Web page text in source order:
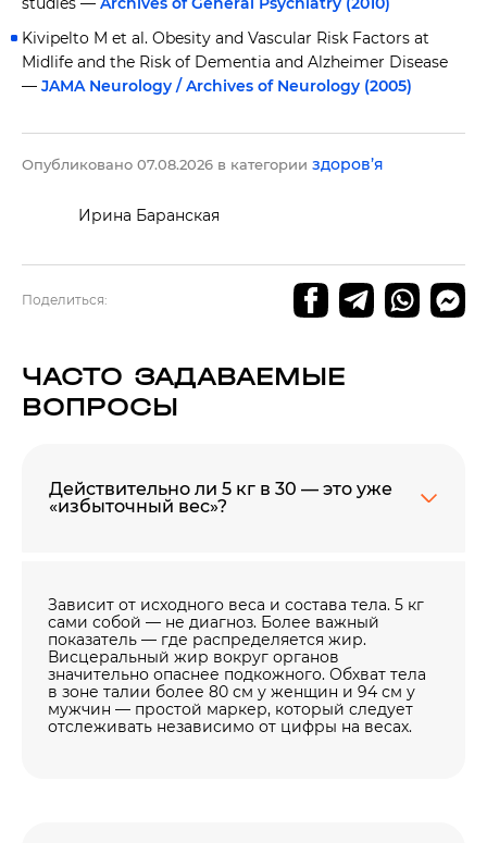
Kivipelto M et al. Obesity and Vascular Risk Factors at
Midlife and the Risk of Dementia and Alzheimer Disease
— JAMA Neurology / Archives of Neurology (2005)
Опубликовано 07.08.2026 в категории здоров’я
Ирина Баранская
Поделиться:
ЧАСТО ЗАДАВАЕМЫЕ
ВОПРОСЫ
Действительно ли 5 ​​кг в 30 — это уже
«избыточный вес»?
Зависит от исходного веса и состава тела. 5 кг
сами собой — не диагноз. Более важный
показатель — где распределяется жир.
Висцеральный жир вокруг органов
значительно опаснее подкожного. Обхват тела
в зоне талии более 80 см у женщин и 94 см у
мужчин — простой маркер, который следует
отслеживать независимо от цифры на весах.